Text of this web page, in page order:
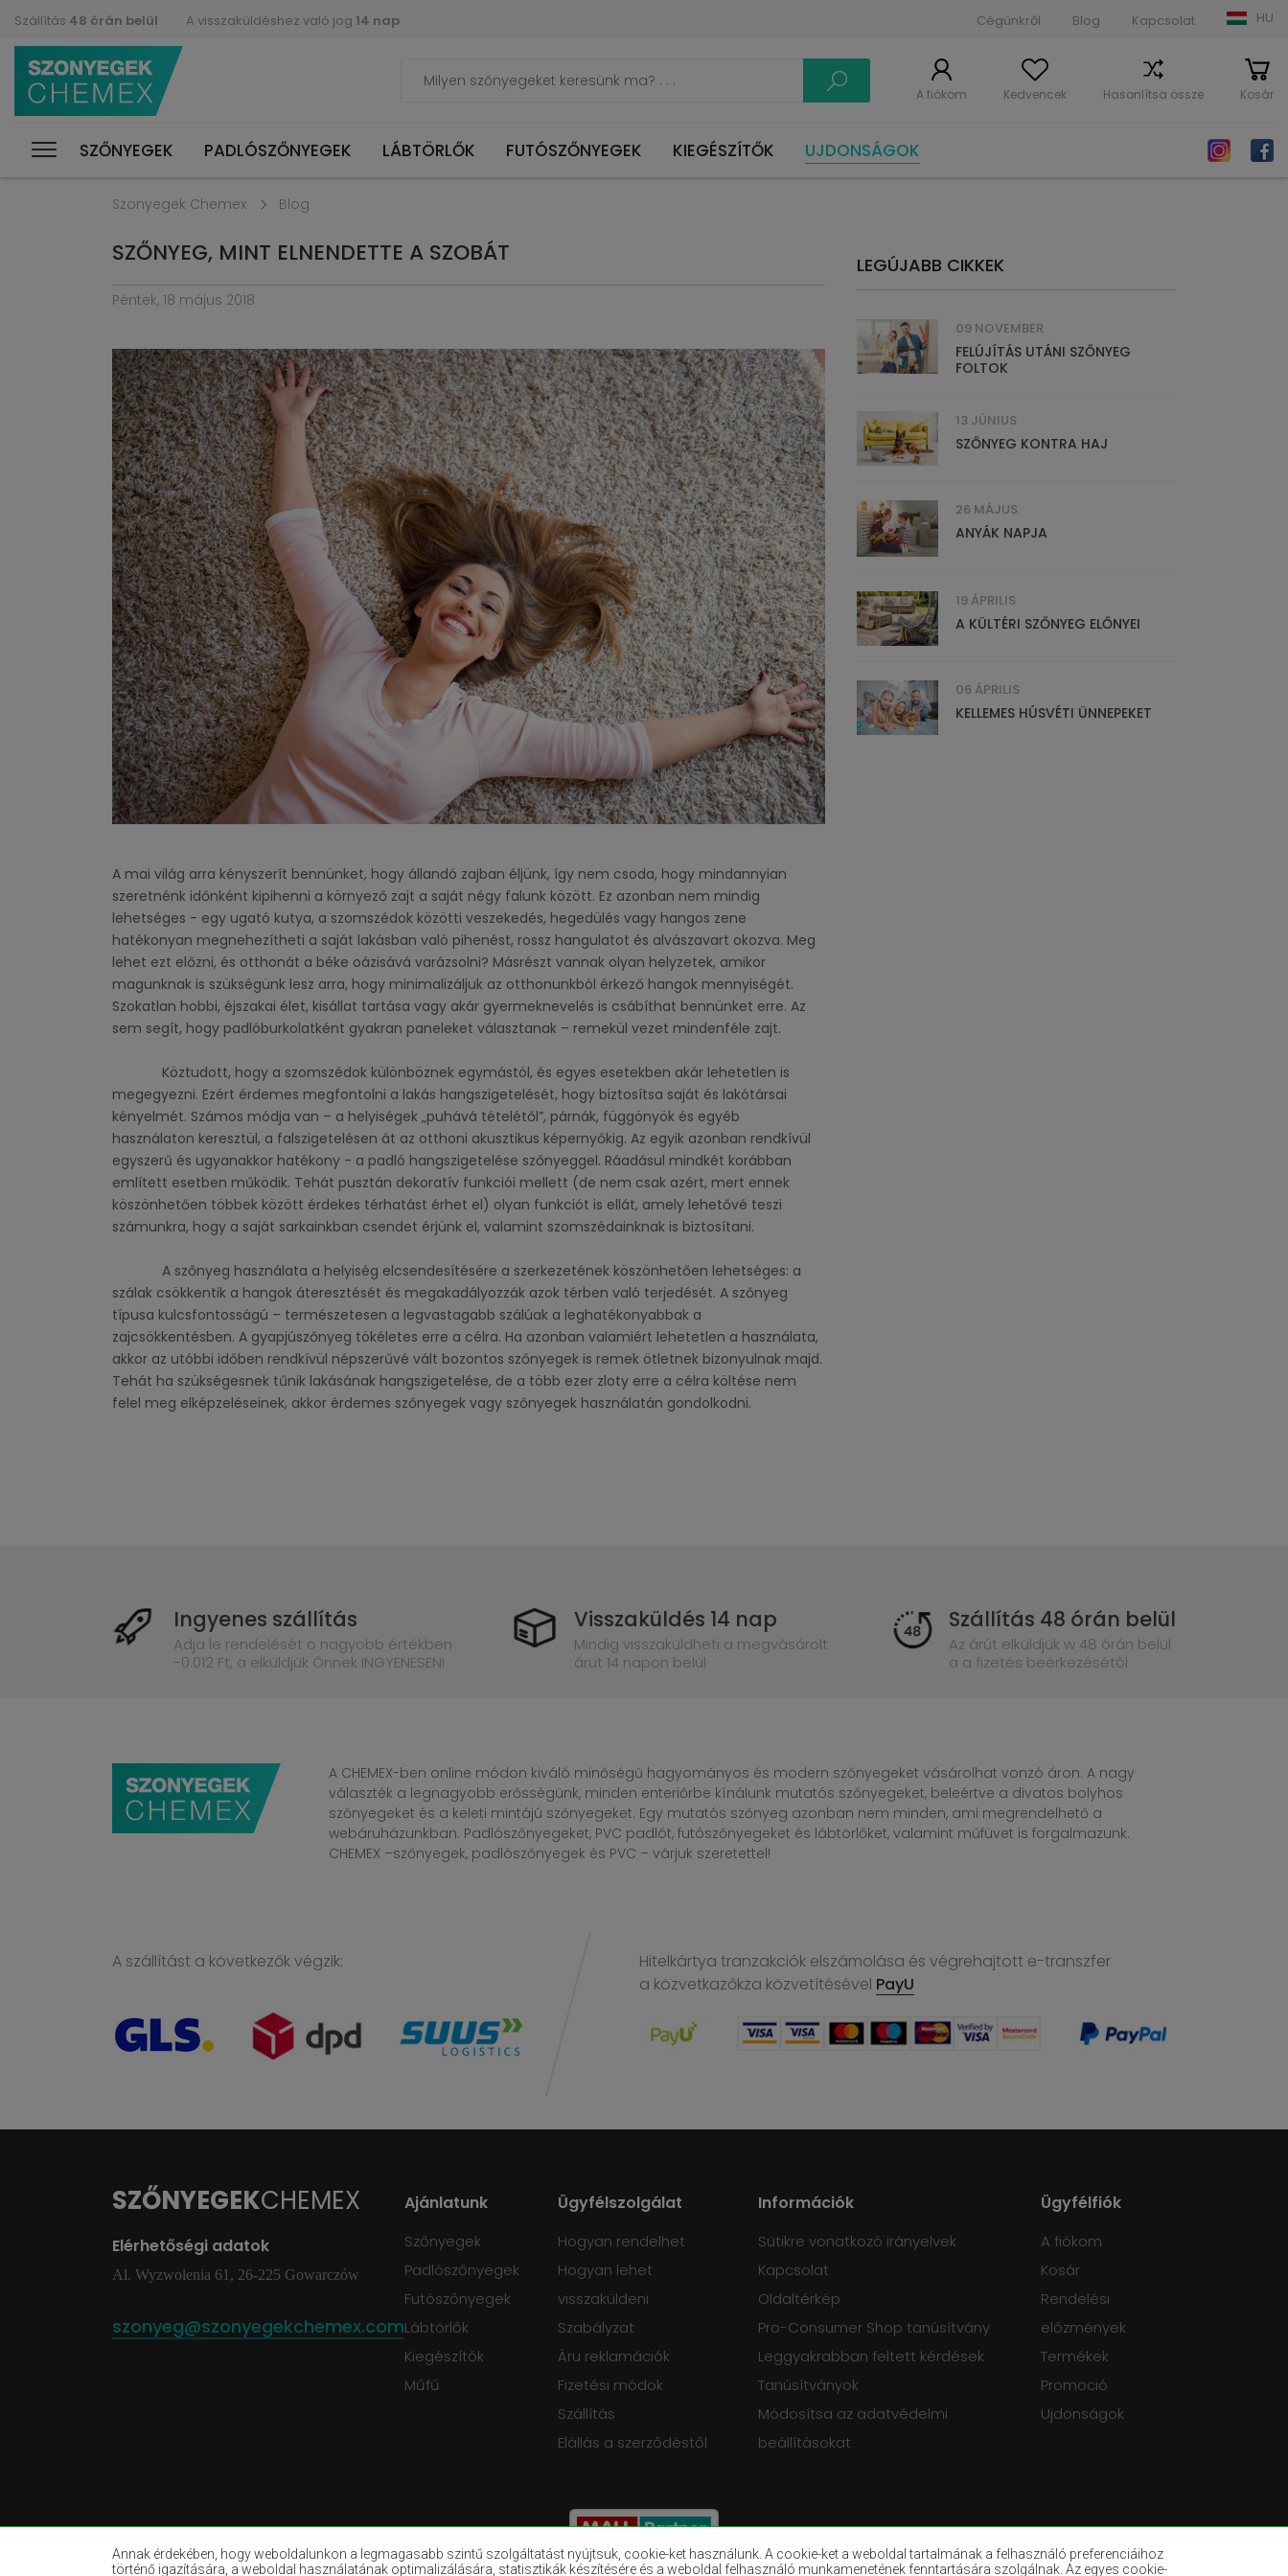
Annak érdekében, hogy weboldalunkon a legmagasabb szintű szolgáltatást nyújtsuk, cookie-ket használunk. A cookie-ket a weboldal tartalmának a felhasználó preferenciáihoz
történő igazítására, a weboldal használatának optimalizálására, statisztikák készítésére és a weboldal felhasználó munkamenetének fenntartására szolgálnak. Az egyes cookie-
Szállítás 48 órán belül A visszaküldéshez való jog 14 nap Cégünkről Blog Kapcsolat HU
A fiókom Kedvencek Hasonlítsa össze Kosár
SZŐNYEGEK PADLÓSZŐNYEGEK LÁBTÖRLŐK FUTÓSZŐNYEGEK KIEGÉSZÍTŐK UJDONSÁGOK
Szonyegek Chemex Blog
SZŐNYEG, MINT ELNENDETTE A SZOBÁT
Péntek, 18 május 2018
A mai világ arra kényszerít bennünket, hogy állandó zajban éljünk, így nem csoda, hogy mindannyian
szeretnénk időnként kipihenni a környező zajt a saját négy falunk között. Ez azonban nem mindig
lehetséges - egy ugató kutya, a szomszédok közötti veszekedés, hegedülés vagy hangos zene
hatékonyan megnehezítheti a saját lakásban való pihenést, rossz hangulatot és alvászavart okozva. Meg
lehet ezt előzni, és otthonát a béke oázisává varázsolni? Másrészt vannak olyan helyzetek, amikor
magunknak is szükségünk lesz arra, hogy minimalizáljuk az otthonunkból érkező hangok mennyiségét.
Szokatlan hobbi, éjszakai élet, kisállat tartása vagy akár gyermeknevelés is csábíthat bennünket erre. Az
sem segít, hogy padlóburkolatként gyakran paneleket választanak – remekül vezet mindenféle zajt.
Köztudott, hogy a szomszédok különböznek egymástól, és egyes esetekben akár lehetetlen is
megegyezni. Ezért érdemes megfontolni a lakás hangszigetelését, hogy biztosítsa saját és lakótársai
kényelmét. Számos módja van – a helyiségek „puhává tételétől”, párnák, függönyök és egyéb
használaton keresztül, a falszigetelésen át az otthoni akusztikus képernyőkig. Az egyik azonban rendkívül
egyszerű és ugyanakkor hatékony - a padló hangszigetelése szőnyeggel. Ráadásul mindkét korábban
említett esetben működik. Tehát pusztán dekoratív funkciói mellett (de nem csak azért, mert ennek
köszönhetően többek között érdekes térhatást érhet el) olyan funkciót is ellát, amely lehetővé teszi
számunkra, hogy a saját sarkainkban csendet érjünk el, valamint szomszédainknak is biztosítani.
A szőnyeg használata a helyiség elcsendesítésére a szerkezetének köszönhetően lehetséges: a
szálak csökkentik a hangok áteresztését és megakadályozzák azok térben való terjedését. A szőnyeg
típusa kulcsfontosságú – természetesen a legvastagabb szálúak a leghatékonyabbak a
zajcsökkentésben. A gyapjúszőnyeg tökéletes erre a célra. Ha azonban valamiért lehetetlen a használata,
akkor az utóbbi időben rendkívül népszerűvé vált bozontos szőnyegek is remek ötletnek bizonyulnak majd.
Tehát ha szükségesnek tűnik lakásának hangszigetelése, de a több ezer zloty erre a célra költése nem
felel meg elképzeléseinek, akkor érdemes szőnyegek vagy szőnyegek használatán gondolkodni.
LEGÚJABB CIKKEK
09 NOVEMBER
FELÚJÍTÁS UTÁNI SZŐNYEG
FOLTOK
13 JÚNIUS
SZŐNYEG KONTRA HAJ
26 MÁJUS
ANYÁK NAPJA
19 ÁPRILIS
A KÜLTÉRI SZŐNYEG ELŐNYEI
06 ÁPRILIS
KELLEMES HÚSVÉTI ÜNNEPEKET
Ingyenes szállítás
Adja le rendelését o nagyobb értékben
-0.012 Ft, a elküldjük Önnek INGYENESEN!
Visszaküldés 14 nap
Mindig visszaküldheti a megvásárolt
árut 14 napon belül
Szállítás 48 órán belül
Az árút elküldjük w 48 órán belül
a a fizetés beérkezésétől
A CHEMEX-ben online módon kiváló minőségű hagyományos és modern szőnyegeket vásárolhat vonzó áron. A nagy
választék a legnagyobb erősségünk, minden enteriőrbe kínálunk mutatós szőnyegeket, beleértve a divatos bolyhos
szőnyegeket és a keleti mintájú szőnyegeket. Egy mutatós szőnyeg azonban nem minden, ami megrendelhető a
webáruházunkban. Padlószőnyegeket, PVC padlót, futószőnyegeket és lábtörlőket, valamint műfüvet is forgalmazunk.
CHEMEX –szőnyegek, padlószőnyegek és PVC – várjuk szeretettel!
A szállítást a következők végzik:
Hitelkártya tranzakciók elszámolása és végrehajtott e-transzfer
a közvetkazőkza közvetítésével PayU
SZŐNYEGEKCHEMEX
Elérhetőségi adatok
Al. Wyzwolenia 61, 26-225 Gowarczów
szonyeg@szonyegekchemex.com
Ajánlatunk
Szőnyegek
Padlószőnyegek
Futószőnyegek
Lábtörlők
Kiegészítők
Műfű
Ügyfélszolgálat
Hogyan rendelhet
Hogyan lehet
visszaküldeni
Szabályzat
Áru reklamációk
Fizetési módok
Szállítás
Elállás a szerződéstől
Információk
Sütikre vonatkozó irányelvek
Kapcsolat
Oldaltérkép
Pro-Consumer Shop tanúsítvány
Leggyakrabban feltett kérdések
Tanúsítványok
Módosítsa az adatvédelmi
beállításokat
Ügyfélfiók
A fiókom
Kosár
Rendelési
előzmények
Termékek
Promoció
Ujdonságok